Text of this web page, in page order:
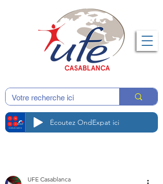
Écoutez OndExpat ici
UFE Casablanca